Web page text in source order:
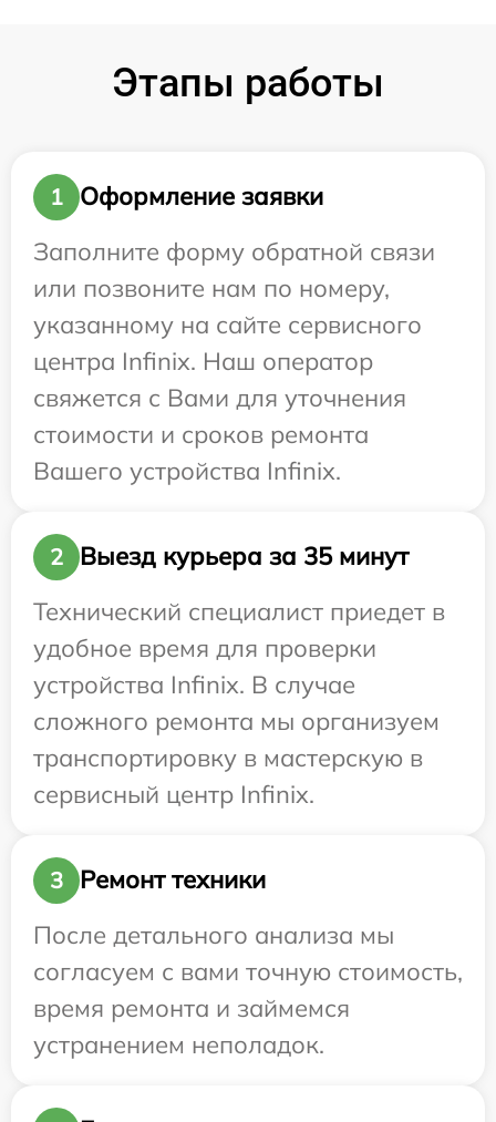
Этапы работы
1
Оформление заявки
Заполните форму обратной связи
или позвоните нам по номеру,
указанному на сайте сервисного
центра Infinix. Наш оператор
свяжется с Вами для уточнения
стоимости и сроков ремонта
Вашего устройства Infinix.
2
Выезд курьера за 35 минут
Технический специалист приедет в
удобное время для проверки
устройства Infinix. В случае
сложного ремонта мы организуем
транспортировку в мастерскую в
сервисный центр Infinix.
3
Ремонт техники
После детального анализа мы
согласуем с вами точную стоимость,
время ремонта и займемся
устранением неполадок.